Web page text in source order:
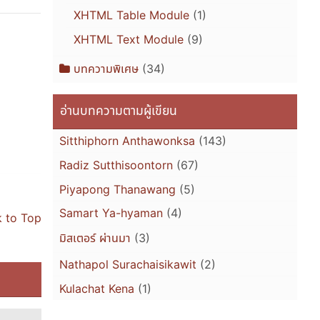
to Top
XHTML Table Module(1)
XHTML Text Module(9)
บทความพิเศษ (34)
อ่านบทความตามผู้เขียน
Sitthiphorn Anthawonksa (143)
Radiz Sutthisoontorn (67)
Piyapong Thanawang (5)
Samart Ya-hyaman (4)
มิสเตอร์ ผ่านมา (3)
Nathapol Surachaisikawit (2)
Kulachat Kena (1)